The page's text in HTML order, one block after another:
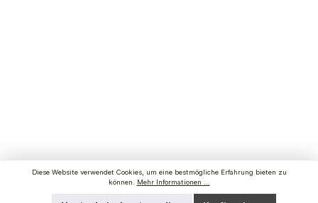
Diese Website verwendet Cookies, um eine bestmögliche Erfahrung bieten zu
können.
Mehr Informationen ...